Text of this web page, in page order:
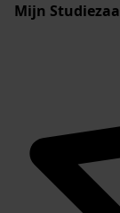
Mijn